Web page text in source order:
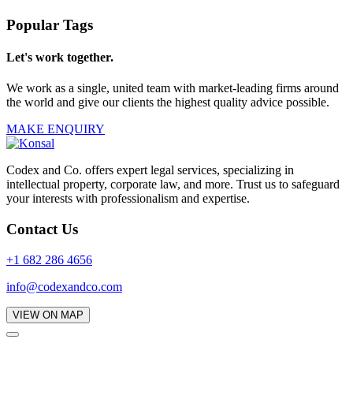
Popular Tags
Let's work together.
We work as a single, united team with market-leading firms around
the world and give our clients the highest quality advice possible.
MAKE ENQUIRY
Codex and Co. offers expert legal services, specializing in
intellectual property, corporate law, and more. Trust us to safeguard
your interests with professionalism and expertise.
Contact Us
+1 682 286 4656
info@codexandco.com
VIEW ON MAP